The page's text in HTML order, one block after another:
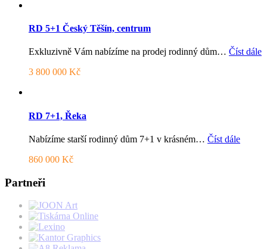
RD 5+1 Český Těšín, centrum
Exkluzivně Vám nabízíme na prodej rodinný dům… Číst dále
3 800 000 Kč
RD 7+1, Řeka
Nabízíme starší rodinný dům 7+1 v krásném… Číst dále
860 000 Kč
Partneři